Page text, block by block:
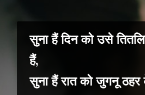
सुना हैं दिन को उसे
हैं,
सुना हैं रात को जुगनू